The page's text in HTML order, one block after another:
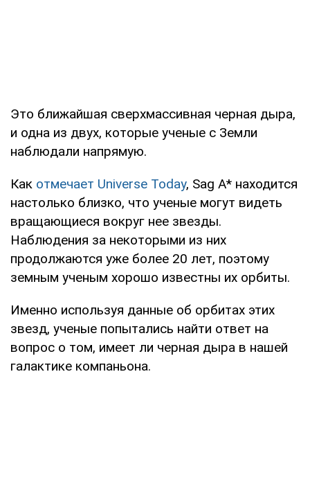
Это ближайшая сверхмассивная черная дыра,
и одна из двух, которые ученые с Земли
наблюдали напрямую.
Как отмечает Universe Today, Sag A* находится
настолько близко, что ученые могут видеть
вращающиеся вокруг нее звезды.
Наблюдения за некоторыми из них
продолжаются уже более 20 лет, поэтому
земным ученым хорошо известны их орбиты.
Именно используя данные об орбитах этих
звезд, ученые попытались найти ответ на
вопрос о том, имеет ли черная дыра в нашей
галактике компаньона.